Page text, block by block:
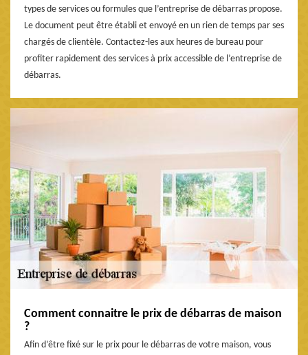
types de services ou formules que l’entreprise de débarras propose.
Le document peut être établi et envoyé en un rien de temps par ses
chargés de clientèle. Contactez-les aux heures de bureau pour
profiter rapidement des services à prix accessible de l’entreprise de
débarras.
Comment connaitre le prix de débarras de maison
?
Afin d’être fixé sur le prix pour le débarras de votre maison, vous